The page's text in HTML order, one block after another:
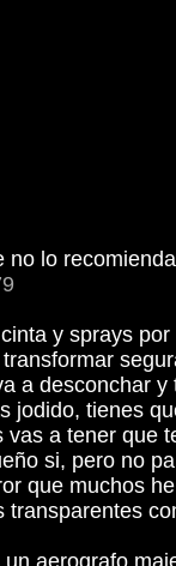
no lo
y sprays
a desconchar
jodido, tienes
a tener que
si, pero no
que muchos
aerografo